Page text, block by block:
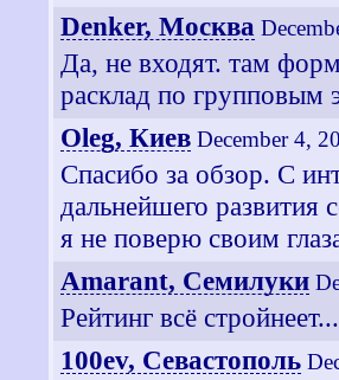
Denker, Москва
Да, не входят. там
расклад по групповым
Oleg, Киев December 4,
Спасибо за обзор. С
дальнейшего
я не поверю своим
Amarant, Семилуки
Рейтинг всё
100ev, Севастополь